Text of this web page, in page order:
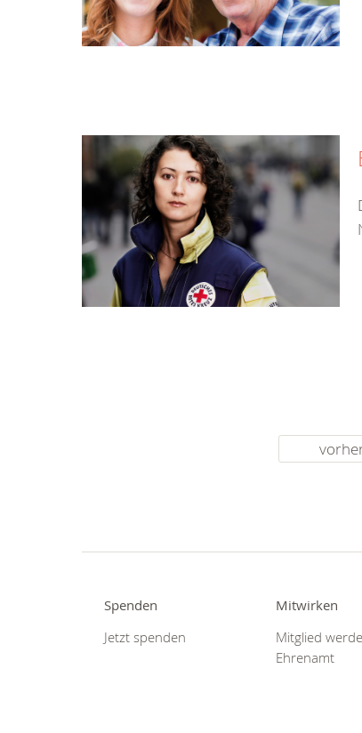
Spenden
Jetzt spenden
Mitwirken
Mitglied
Ehrenamt